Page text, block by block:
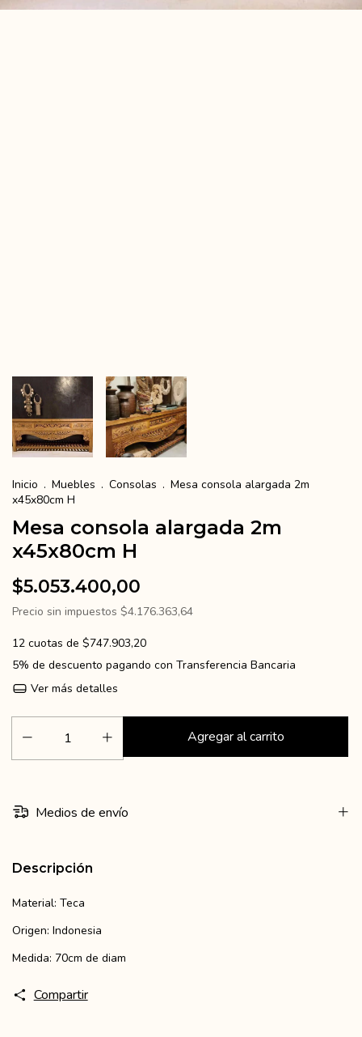
Inicio . Muebles . Consolas . Mesa consola alargada 2m
x45x80cm H
Mesa consola alargada 2m
x45x80cm H
$5.053.400,00
Precio sin impuestos $4.176.363,64
12 cuotas de $747.903,20
5% de descuento pagando con Transferencia Bancaria
Ver más detalles
Medios de envío
Descripción
Material: Teca
Origen: Indonesia
Medida: 70cm de diam
Compartir